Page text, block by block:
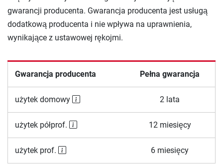
gwarancji producenta. Gwarancja producenta jest usługą
dodatkową producenta i nie wpływa na uprawnienia,
wynikające z ustawowej rękojmi.
Gwarancja producenta Pełna gwarancja
użytek domowy 2 lata
użytek półprof. 12 miesięcy
użytek prof. 6 miesięcy